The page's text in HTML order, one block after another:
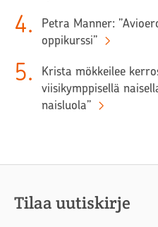
4.
Petra Manner:
oppikurssi”
5.
Krista mökkeilee
viisikymppisellä
naisluola”
Tilaa uutiskirje